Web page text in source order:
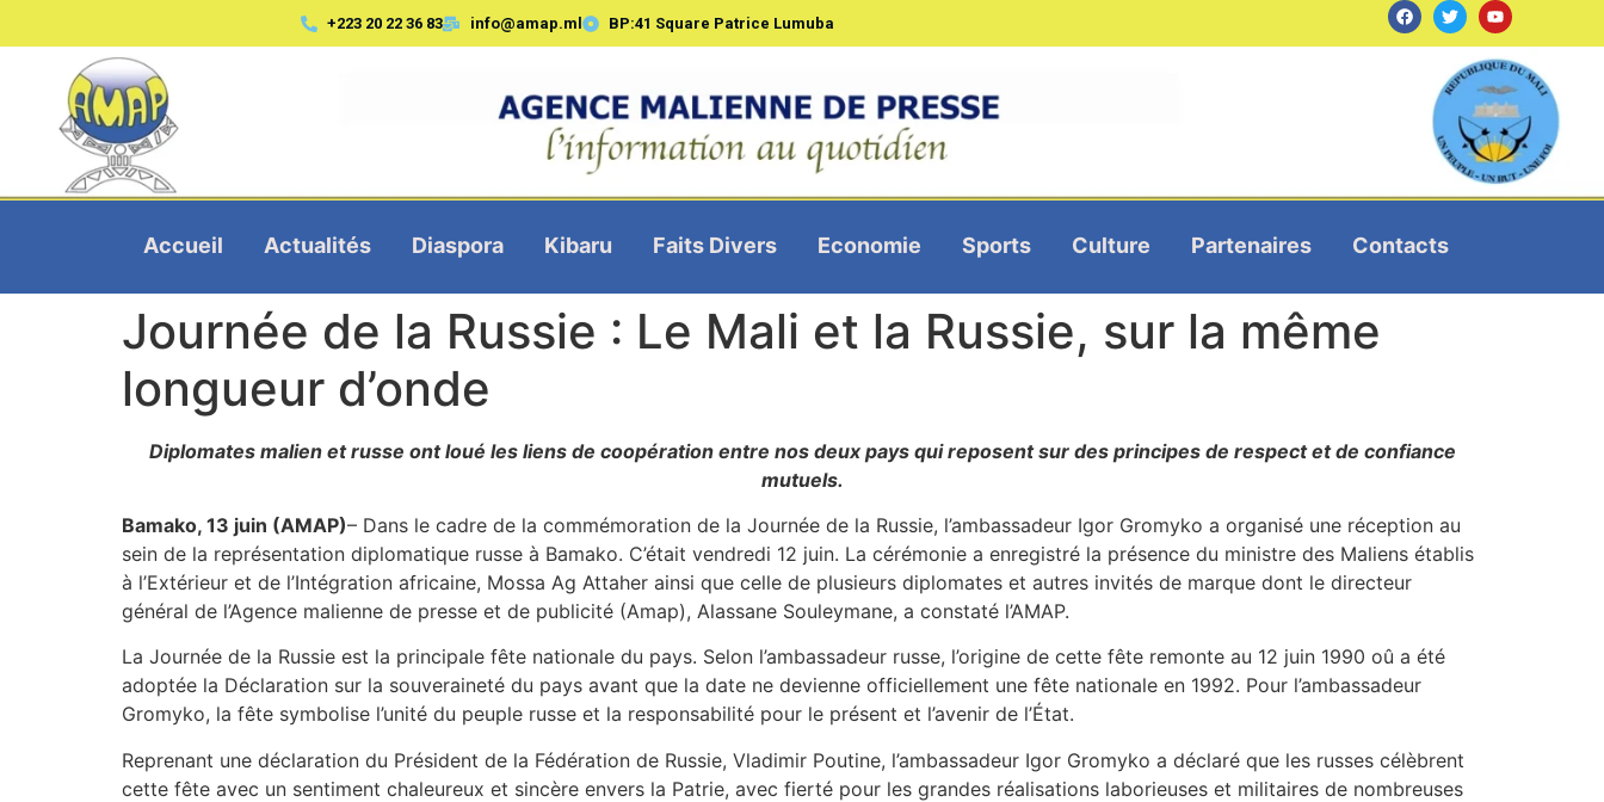
+223 20 22 36 83 info@amap.ml BP:41 Square Patrice Lumuba
Accueil Actualités Diaspora Kibaru Faits Divers Economie Sports Culture Partenaires Contacts
Journée de la Russie : Le Mali et la Russie, sur la même
longueur d’onde
Diplomates malien et russe ont loué les liens de coopération entre nos deux pays qui reposent sur des principes de respect et de confiance
mutuels.
Bamako, 13 juin (AMAP)– Dans le cadre de la commémoration de la Journée de la Russie, l’ambassadeur Igor Gromyko a organisé une réception au
sein de la représentation diplomatique russe à Bamako. C’était vendredi 12 juin. La cérémonie a enregistré la présence du ministre des Maliens établis
à l’Extérieur et de l’Intégration africaine, Mossa Ag Attaher ainsi que celle de plusieurs diplomates et autres invités de marque dont le directeur
général de l’Agence malienne de presse et de publicité (Amap), Alassane Souleymane, a constaté l’AMAP.
La Journée de la Russie est la principale fête nationale du pays. Selon l’ambassadeur russe, l’origine de cette fête remonte au 12 juin 1990 oû a été
adoptée la Déclaration sur la souveraineté du pays avant que la date ne devienne officiellement une fête nationale en 1992. Pour l’ambassadeur
Gromyko, la fête symbolise l’unité du peuple russe et la responsabilité pour le présent et l’avenir de l’État.
Reprenant une déclaration du Président de la Fédération de Russie, Vladimir Poutine, l’ambassadeur Igor Gromyko a déclaré que les russes célèbrent
cette fête avec un sentiment chaleureux et sincère envers la Patrie, avec fierté pour les grandes réalisations laborieuses et militaires de nombreuses